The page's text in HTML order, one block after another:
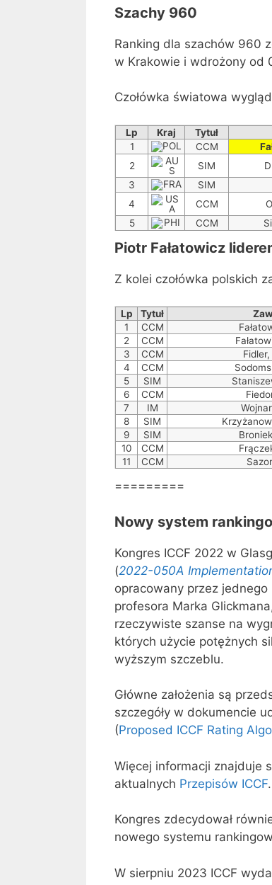
Szachy 960
Ranking dla szachów 960
w Krakowie i wdrożony od
Czołówka światowa
Lp Kraj Tytuł
1
CCM
2
SIM
3
SIM
4
CCM
5
CCM
Piotr Fałatowicz
Z kolei czołówka polskich
Lp Tytuł
1
CCM
2
CCM
3
CCM
4
CCM
5
SIM
6
CCM
7
IM
8
SIM
9
SIM
10
CCM
11
CCM
=========
Nowy system
Kongres ICCF 2022 w
(2022-050A
opracowany przez
profesora Marka
rzeczywiste szanse na
których użycie potężnych
wyższym szczeblu.
Główne założenia są
szczegóły w dokumencie
(Proposed ICCF Rating
Więcej informacji znajduje
aktualnych Przepisów ICCF.
Kongres zdecydował
nowego systemu
W sierpniu 2023 ICCF